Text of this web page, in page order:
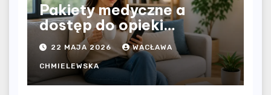
Pakiety medyczne a
dostęp do opieki
zdrowotnej bez
ograniczeń czasowych –
czy prywatna opieka daje
większą swobodę?
22 MAJA 2026 WACŁAWA
CHMIELEWSKA